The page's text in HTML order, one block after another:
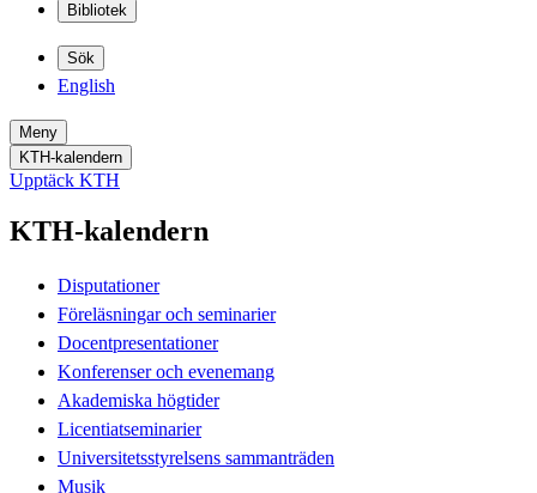
Bibliotek
Sök
English
Meny
KTH-kalendern
Upptäck KTH
KTH-kalendern
Disputationer
Föreläsningar och seminarier
Docentpresentationer
Konferenser och evenemang
Akademiska högtider
Licentiatseminarier
Universitetsstyrelsens sammanträden
Musik